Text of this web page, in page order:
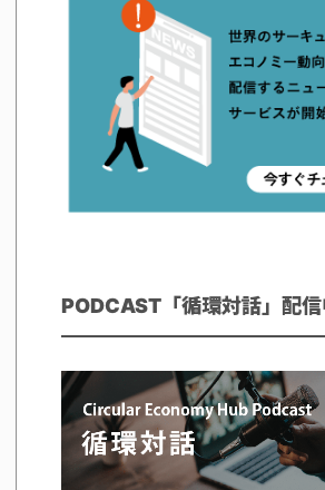
PODCAST「循環対話」配信